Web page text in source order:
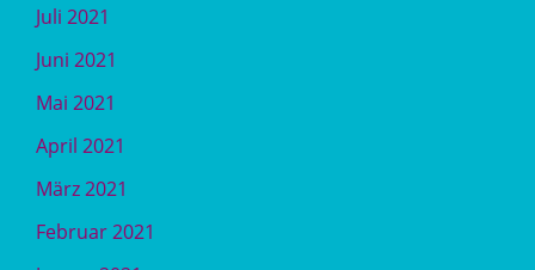
Juli 2021
Juni 2021
Mai 2021
April 2021
März 2021
Februar 2021